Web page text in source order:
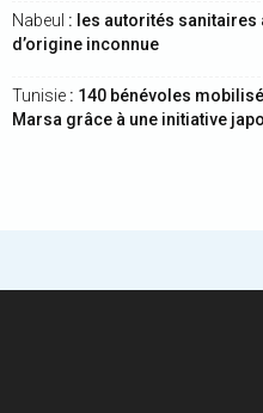
Nabeul : les autorités sanitaires
d’origine inconnue
Tunisie : 140 bénévoles
Marsa grâce à une initiative